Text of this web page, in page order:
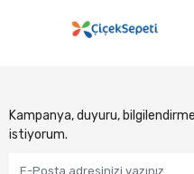
Kampanya, duyuru,
istiyorum.